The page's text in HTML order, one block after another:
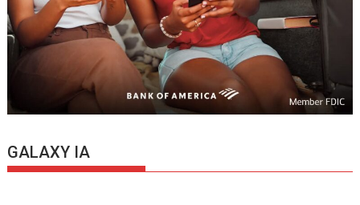
GALAXY IA